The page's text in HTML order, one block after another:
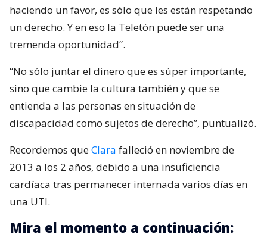
haciendo un favor, es sólo que les están respetando
un derecho. Y en eso la Teletón puede ser una
tremenda oportunidad”.
“No sólo juntar el dinero que es súper importante,
sino que cambie la cultura también y que se
entienda a las personas en situación de
discapacidad como sujetos de derecho”, puntualizó.
Recordemos queClara falleció en noviembre de
2013 a los 2 años, debido a una insuficiencia
cardíaca tras permanecer internada varios días en
una UTI.
Mira el momento a continuación: